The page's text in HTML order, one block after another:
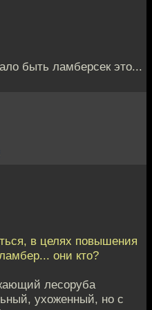
быть ламберсек это...
в целях повышения
они кто?
лесоруба
ухоженный, но с